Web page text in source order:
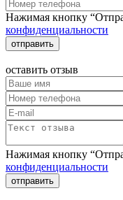
Нажимая кнопку
конфиденциальности
отправить
оставить отзыв
Нажимая кнопку
конфиденциальности
отправить